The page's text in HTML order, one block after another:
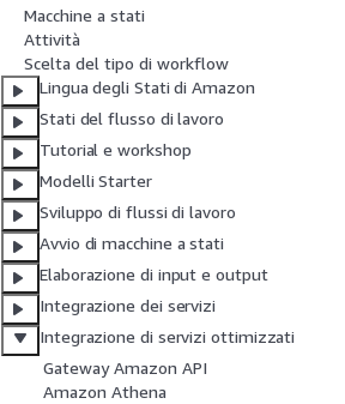
Macchine a stati
Attività
Scelta del tipo di workflow
Lingua degli Stati di Amazon
Stati del flusso di lavoro
Tutorial e workshop
Modelli Starter
Sviluppo di flussi di lavoro
Avvio di macchine a stati
Elaborazione di input e output
Integrazione dei servizi
Integrazione di servizi ottimizzati
Gateway Amazon API
Amazon Athena